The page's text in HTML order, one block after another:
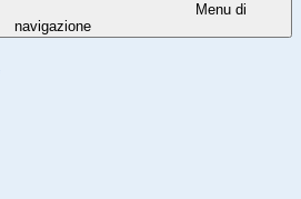
Menu di
navigazione